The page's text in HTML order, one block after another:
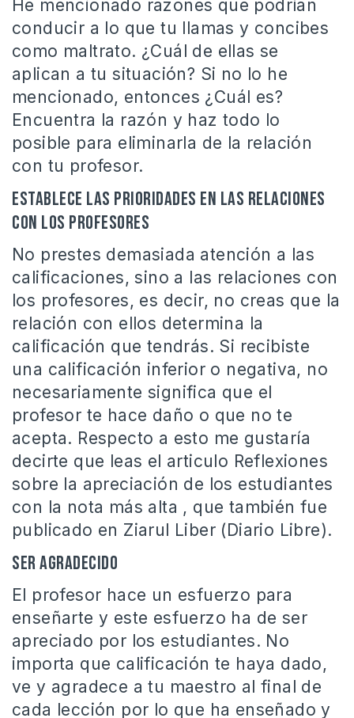
He mencionado razones que podrían
conducir a lo que tu llamas y concibes
como maltrato. ¿Cuál de ellas se
aplican a tu situación? Si no lo he
mencionado, entonces ¿Cuál es?
Encuentra la razón y haz todo lo
posible para eliminarla de la relación
con tu profesor.
Establece las prioridades en las relaciones
con los profesores
No prestes demasiada atención a las
calificaciones, sino a las relaciones con
los profesores, es decir, no creas que la
relación con ellos determina la
calificación que tendrás. Si recibiste
una calificación inferior o negativa, no
necesariamente significa que el
profesor te hace daño o que no te
acepta. Respecto a esto me gustaría
decirte que leas el articulo Reflexiones
sobre la apreciación de los estudiantes
con la nota más alta , que también fue
publicado en Ziarul Liber (Diario Libre).
Ser Agradecido
El profesor hace un esfuerzo para
enseñarte y este esfuerzo ha de ser
apreciado por los estudiantes. No
importa que calificación te haya dado,
ve y agradece a tu maestro al final de
cada lección por lo que ha enseñado y